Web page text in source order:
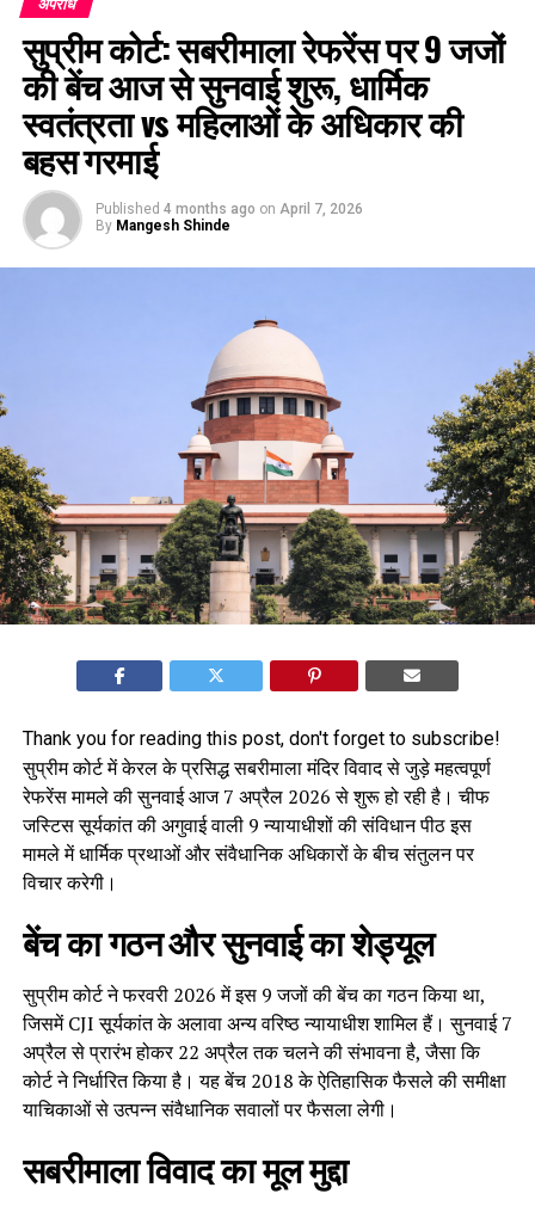
अपराध
सुप्रीम कोर्ट: सबरीमाला रेफरेंस पर 9 जजों
की बेंच आज से सुनवाई शुरू, धार्मिक
स्वतंत्रता vs महिलाओं के अधिकार की
बहस गरमाई
Published 4 months ago on April 7, 2026
By Mangesh Shinde
Thank you for reading this post, don't forget to subscribe!
सुप्रीम कोर्ट में केरल के प्रसिद्ध सबरीमाला मंदिर विवाद से जुड़े महत्वपूर्ण
रेफरेंस मामले की सुनवाई आज 7 अप्रैल 2026 से शुरू हो रही है। चीफ
जस्टिस सूर्यकांत की अगुवाई वाली 9 न्यायाधीशों की संविधान पीठ इस
मामले में धार्मिक प्रथाओं और संवैधानिक अधिकारों के बीच संतुलन पर
विचार करेगी।
बेंच का गठन और सुनवाई का शेड्यूल
सुप्रीम कोर्ट ने फरवरी 2026 में इस 9 जजों की बेंच का गठन किया था,
जिसमें CJI सूर्यकांत के अलावा अन्य वरिष्ठ न्यायाधीश शामिल हैं। सुनवाई 7
अप्रैल से प्रारंभ होकर 22 अप्रैल तक चलने की संभावना है, जैसा कि
कोर्ट ने निर्धारित किया है। यह बेंच 2018 के ऐतिहासिक फैसले की समीक्षा
याचिकाओं से उत्पन्न संवैधानिक सवालों पर फैसला लेगी।
सबरीमाला विवाद का मूल मुद्दा